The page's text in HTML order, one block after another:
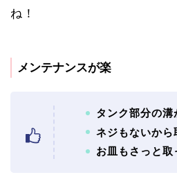
ね！
メンテナンスが楽
タンク部分の
ネジもないから
お皿もさっと取